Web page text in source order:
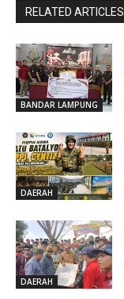
RELATED ARTICLES
BANDAR LAMPUNG
DAERAH
DAERAH